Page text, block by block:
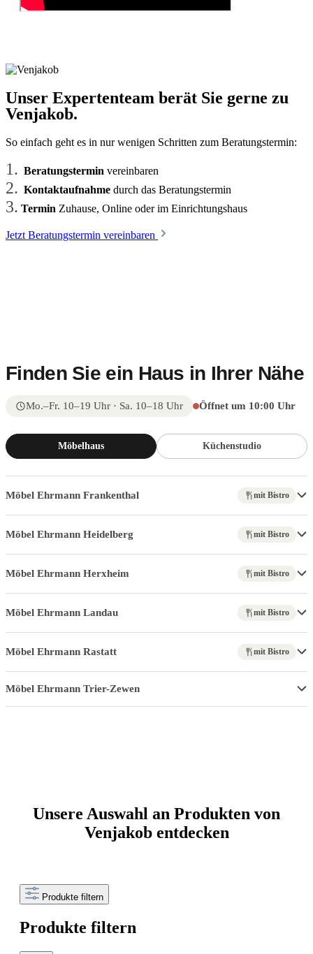
Unser Expertenteam berät Sie gerne zu
Venjakob.
So einfach geht es in nur wenigen Schritten zum Beratungstermin:
1. Beratungstermin vereinbaren
2. Kontaktaufnahme durch das Beratungstermin
3. Termin Zuhause, Online oder im Einrichtungshaus
Jetzt Beratungstermin vereinbaren
Finden Sie ein Haus in Ihrer Nähe
Mo.–Fr. 10–19 Uhr · Sa. 10–18 Uhr Öffnet um 10:00 Uhr
Möbelhaus Küchenstudio
Möbel Ehrmann Frankenthal mit Bistro
Möbel Ehrmann Heidelberg mit Bistro
Möbel Ehrmann Herxheim mit Bistro
Möbel Ehrmann Landau mit Bistro
Möbel Ehrmann Rastatt mit Bistro
Möbel Ehrmann Trier-Zewen
Unsere Auswahl an Produkten von
Venjakob entdecken
Produkte filtern
Produkte filtern